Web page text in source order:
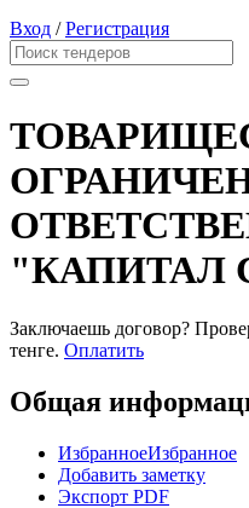
Вход /Регистрация
"КАПИТАЛ
Заключаешь договор?
тенге. Оплатить
Общая
ИзбранноеИзбранное
Добавить заметку
Экспорт PDF